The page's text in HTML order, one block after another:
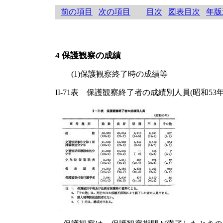
前の項目 次の項目 目次 図表目次 年
4 保護観察の成績
(1)保護観察終了時の成績等
II-71表 保護観察終了者の成績別人員(昭和53